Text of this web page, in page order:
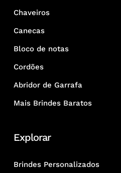
Chaveiros
Canecas
Bloco de notas
Cordões
Abridor de Garrafa
Mais Brindes Baratos
Explorar
Brindes Personalizados